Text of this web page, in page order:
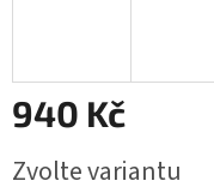
940 Kč
cena:
Zvolte variantu